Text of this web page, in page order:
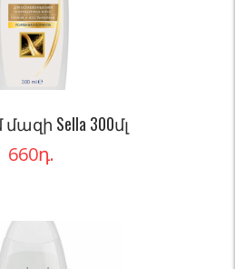
Sella 300մլ
660դ.